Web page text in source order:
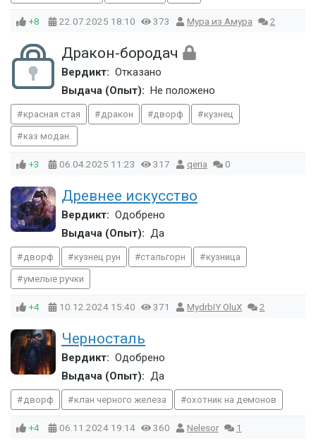
+8 22.07.2025 18:10 373 Мура из Амура 2
Дракон-бородач
Вердикт: Отказано
Выдача (Опыт):
Не положено
красная стая дракон дворф кузнец
каз модан.
+3 06.04.2025 11:23 317 qeria 0
Древнее искусство
Вердикт: Одобрено
Выдача (Опыт): Да
дворф кузнец рун стальгорн кузница
умелые ручки
+4 10.12.2024 15:40 371 MydrbIY OluX 2
Черносталь
Вердикт: Одобрено
Выдача (Опыт): Да
дворф клан черного железа охотник на демонов
+4 06.11.2024 19:14 360 Nelesor 1